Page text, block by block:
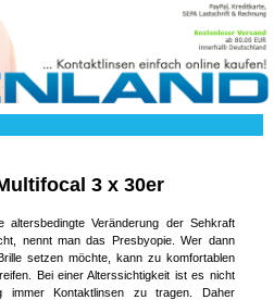
3 x 30er
altersbedingte Veränderung der Sehkraft
nennt man das Presbyopie. Wer dann
setzen möchte, kann zu komfortablen
Bei einer Alterssichtigkeit ist es nicht
immer Kontaktlinsen zu tragen. Daher